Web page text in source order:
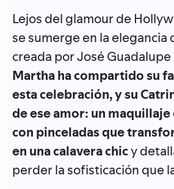
Lejos del glamour de
se sumerge en la elegancia
creada por José Guadalupe
Martha ha compartido su
esta celebración, y su
de ese amor: un maquillaje
con pinceladas que
en una calavera chicy
perder la sofisticación que